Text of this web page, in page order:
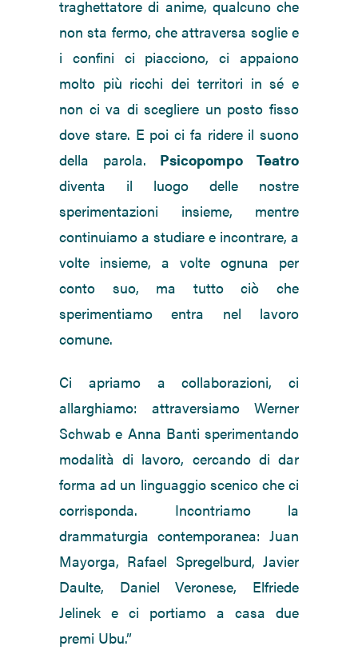
traghettatore di anime, qualcuno che
non sta fermo, che attraversa soglie e
i confini ci piacciono, ci appaiono
molto più ricchi dei territori in sé e
non ci va di scegliere un posto fisso
dove stare. E poi ci fa ridere il suono
della parola. Psicopompo Teatro
diventa il luogo delle nostre
sperimentazioni insieme, mentre
continuiamo a studiare e incontrare, a
volte insieme, a volte ognuna per
conto suo, ma tutto ciò che
sperimentiamo entra nel lavoro
comune.
Ci apriamo a collaborazioni, ci
allarghiamo: attraversiamo Werner
Schwab e Anna Banti sperimentando
modalità di lavoro, cercando di dar
forma ad un linguaggio scenico che ci
corrisponda. Incontriamo la
drammaturgia contemporanea: Juan
Mayorga, Rafael Spregelburd, Javier
Daulte, Daniel Veronese, Elfriede
Jelinek e ci portiamo a casa due
premi Ubu.”